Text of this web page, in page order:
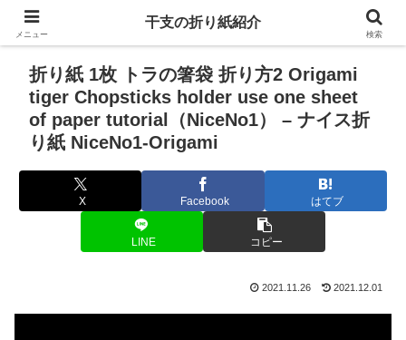
折り紙 1枚 トラの箸袋 折り方2 Origami
tiger Chopsticks holder use one sheet
of paper tutorial（NiceNo1） – ナイス折
り紙 NiceNo1-Origami
X Facebook はてブ
LINE コピー
2021.11.26 2021.12.01
メニュー
干支の折り紙紹介
検索